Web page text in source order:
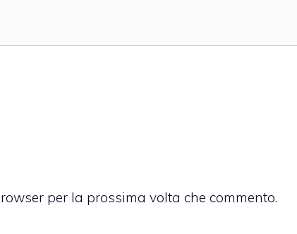
per la prossima volta che commento.